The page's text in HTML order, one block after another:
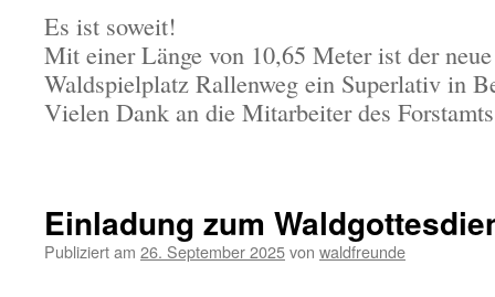
Es ist soweit!
Mit einer Länge von 10,65 Meter ist der
Waldspielplatz Rallenweg ein Superlativ in
Vielen Dank an die Mitarbeiter des
Einladung zum
Publiziert am 26. September 2025von waldfreunde